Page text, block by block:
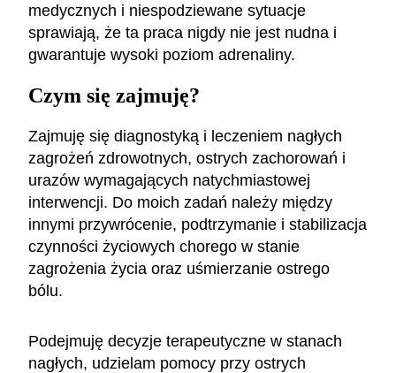
medycznych i niespodziewane sytuacje
sprawiają, że ta praca nigdy nie jest nudna i
gwarantuje wysoki poziom adrenaliny.
Czym się zajmuję?
Zajmuję się diagnostyką i leczeniem nagłych
zagrożeń zdrowotnych, ostrych zachorowań i
urazów wymagających natychmiastowej
interwencji. Do moich zadań należy między
innymi przywrócenie, podtrzymanie i stabilizacja
czynności życiowych chorego w stanie
zagrożenia życia oraz uśmierzanie ostrego
bólu.
Podejmuję decyzje terapeutyczne w stanach
nagłych, udzielam pomocy przy ostrych